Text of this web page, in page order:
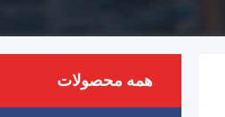
همه محصولات